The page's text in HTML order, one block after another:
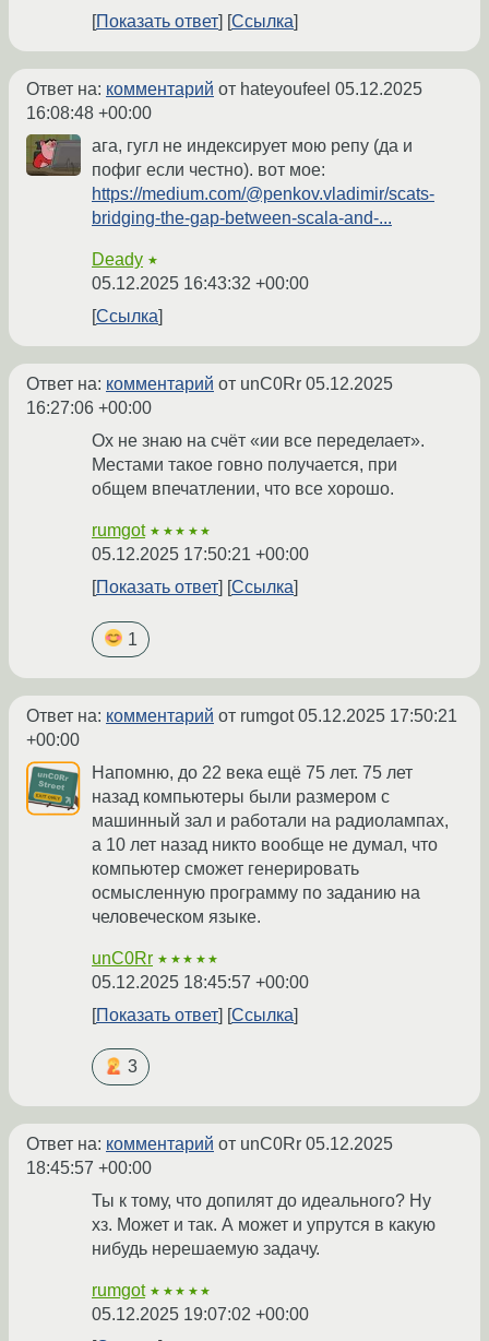
Показать ответ
Ссылка
Ответ на: комментарий от hateyoufeel 05.12.2025
16:08:48 +00:00
ага, гугл не индексирует мою репу (да и
пофиг если честно). вот мое:
https://medium.com/@penkov.vladimir/scats-
bridging-the-gap-between-scala-and-...
Deady ★
05.12.2025 16:43:32 +00:00
Ссылка
Ответ на: комментарий от unC0Rr 05.12.2025
16:27:06 +00:00
Ох не знаю на счёт «ии все переделает».
Местами такое говно получается, при
общем впечатлении, что все хорошо.
rumgot ★★★★★
05.12.2025 17:50:21 +00:00
Показать ответ
Ссылка
1
Ответ на: комментарий от rumgot05.12.2025 17:50:21
+00:00
Напомню, до 22 века ещё 75 лет. 75 лет
назад компьютеры были размером с
машинный зал и работали на радиолампах,
а 10 лет назад никто вообще не думал, что
компьютер сможет генерировать
осмысленную программу по заданию на
человеческом языке.
unC0Rr ★★★★★
05.12.2025 18:45:57 +00:00
Показать ответ
Ссылка
3
Ответ на: комментарий от unC0Rr 05.12.2025
18:45:57 +00:00
Ты к тому, что допилят до идеального? Ну
хз. Может и так. А может и упрутся в какую
нибудь нерешаемую задачу.
rumgot ★★★★★
05.12.2025 19:07:02 +00:00